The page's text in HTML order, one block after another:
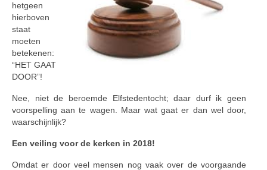
hetgeen
hierboven
staat
moeten
betekenen:
“HET GAAT
DOOR”!
Nee, niet de beroemde Elfsteden­tocht; daar durf ik geen
voorspelling aan te wagen. Maar wat gaat er dan wel door,
waarschijnlijk?
Een veiling voor de kerken in 2018!
Omdat er door veel mensen nog vaak over de voorgaande